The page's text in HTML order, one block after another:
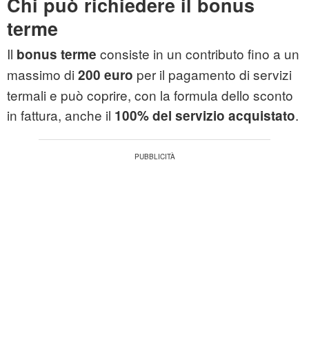
terme
Il bonus terme consiste in un contributo fino a un
massimo di 200 euro per il pagamento di servizi
termali e può coprire, con la formula dello sconto
in fattura, anche il 100% del servizio acquistato.